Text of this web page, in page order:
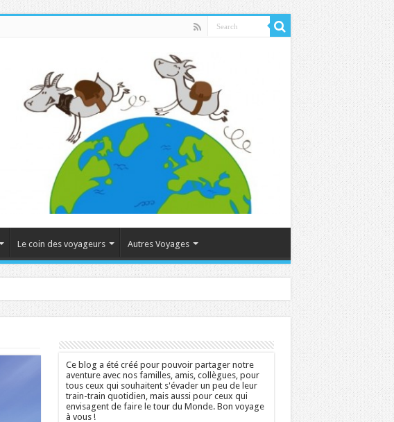
Le coin des voyageurs Autres Voyages
Ce blog a été créé pour pouvoir partager notre
aventure avec nos familles, amis, collègues, pour
tous ceux qui souhaitent s'évader un peu de leur
train-train quotidien, mais aussi pour ceux qui
envisagent de faire le tour du Monde. Bon voyage
à vous !